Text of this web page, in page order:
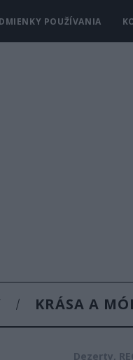
POUŽÍVANIA
KRÁSA A
Dezerty,